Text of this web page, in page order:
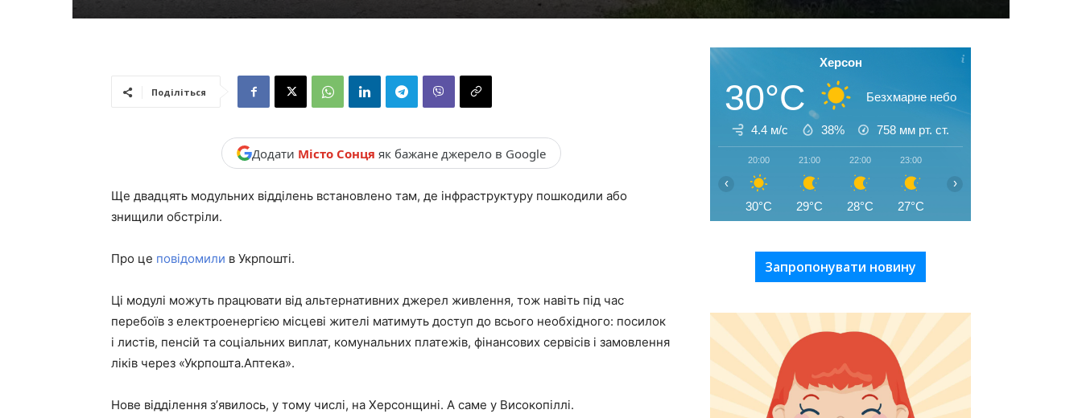
новини,
Україна.
Поділіться
Додати Місто Сонця як бажане джерело в Google
Ще двадцять модульних відділень встановлено там, де інфраструктуру пошкодили або
знищили обстріли.
Про це повідомили в Укрпошті.
Ці модулі можуть працювати від альтернативних джерел живлення, тож навіть під час
перебоїв з електроенергією місцеві жителі матимуть доступ до всього необхідного: посилок
і листів, пенсій та соціальних виплат, комунальних платежів, фінансових сервісів і замовлення
ліків через «Укрпошта.Аптека».
Нове відділення зʼявилось, у тому числі, на Херсонщині. А саме у Високопіллі.
Херсон
30°C Безхмарне небо
4.4 м/с 38% 758 мм рт. ст.
20:00
30°C
21:00
29°C
22:00
28°C
23:00
27°C
‹ ›
Запропонувати новину